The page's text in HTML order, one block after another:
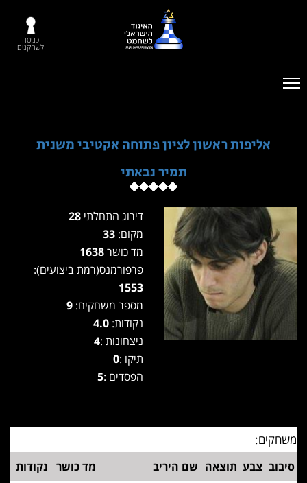
כניסה
לשחקנים
אליפות ראשון לציון פתוחה אקטיבי משנית
תמיר נבאתי
דירוג התחלתי
מקום:
מד כושר
פרפורמנס(רמת ביצועים):
1553
מספר משחקים:
נקודות: 4.0
ניצחונות :4
תיקו :0
הפסדים :5
משחקים:
סיבוב צבע תוצאה שם היריב מד כושר נקודות